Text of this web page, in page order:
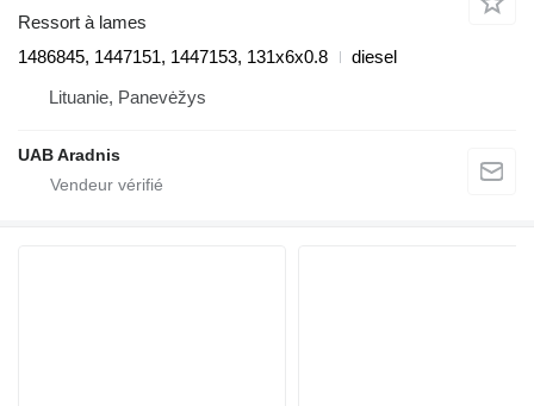
Ressort à lames
1486845, 1447151, 1447153, 131x6x0.8
diesel
Lituanie, Panevėžys
UAB Aradnis